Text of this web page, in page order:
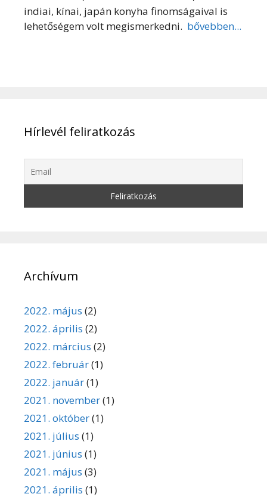
indiai, kínai, japán konyha finomságaival is
lehetőségem volt megismerkedni. bővebben...
Hírlevél feliratkozás
Archívum
2022. május (2)
2022. április (2)
2022. március (2)
2022. február(1)
2022. január(1)
2021. november(1)
2021. október(1)
2021. július (1)
2021. június (1)
2021. május (3)
2021. április (1)